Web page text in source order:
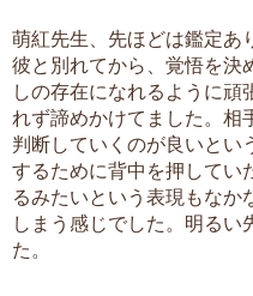
萌紅先生、先ほどは鑑定あ
彼と別れてから、覚悟を決
しの存在になれるように頑
れず諦めかけてました。相
判断していくのが良いとい
するために背中を押してい
るみたいという表現もなか
しまう感じでした。明るい
た。